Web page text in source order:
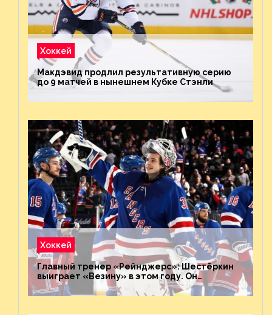
Хоккей
Макдэвид продлил результативную серию
до 9 матчей в нынешнем Кубке Стэнли
Хоккей
Главный тренер «Рейнджерс»: Шестёркин
выиграет «Везину» в этом году. Он
невероятен